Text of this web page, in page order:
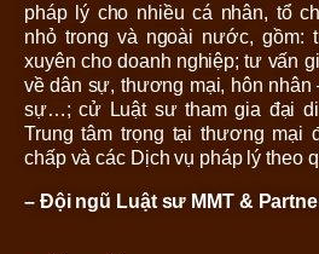
pháp lý cho nhiều cá nhân, tổ
nhỏ trong và ngoài nước, gồm:
xuyên cho doanh nghiệp; tư vấn
về dân sự, thương mại, hôn nhân
sự…; cử Luật sư tham gia đại
Trung tâm trọng tại thương mại
chấp và các Dịch vụ pháp lý theo
– Đội ngũ Luật sư MMT &